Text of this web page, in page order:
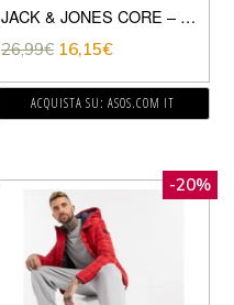
JACK & JONES CORE – FELPA CUT AND SEW CON CAPPUCCIO-ROSSO
26,99€ 16,15€
ACQUISTA SU: ASOS.COM IT
-20%